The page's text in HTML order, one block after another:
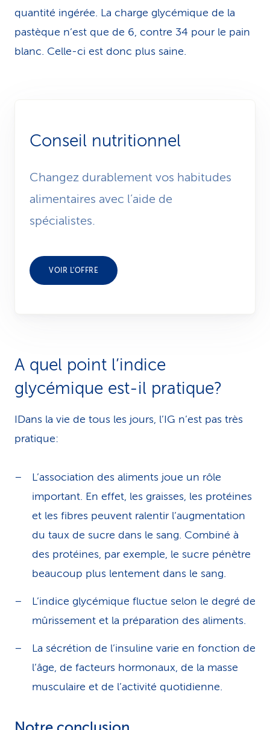
quantité ingérée. La charge glycémique de la
pastèque n’est que de 6, contre 34 pour le pain
blanc. Celle-ci est donc plus saine.
Conseil nutritionnel
Changez durablement vos habitudes
alimentaires avec l’aide de
spécialistes.
VOIR L'OFFRE
A quel point l’indice
glycémique est-il pratique?
IDans la vie de tous les jours, l’IG n’est pas très
pratique:
L’association des aliments joue un rôle
important. En effet, les graisses, les protéines
et les fibres peuvent ralentir l’augmentation
du taux de sucre dans le sang. Combiné à
des protéines, par exemple, le sucre pénètre
beaucoup plus lentement dans le sang.
L’indice glycémique fluctue selon le degré de
mûrissement et la préparation des aliments.
La sécrétion de l’insuline varie en fonction de
l’âge, de facteurs hormonaux, de la masse
musculaire et de l’activité quotidienne.